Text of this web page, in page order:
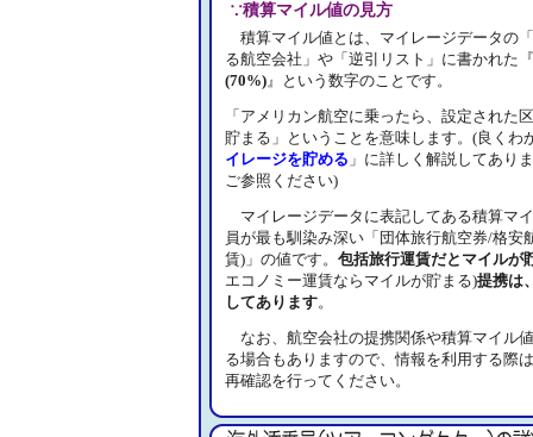
∵積算マイル値の見方
積算マイル値とは、マイレージデータの
る航空会社」や「逆引リスト」に書かれた
(70%)』という数字のことです。
「アメリカン航空に乗ったら、設定された
貯まる」ということを意味します。(良くわ
イレージを貯める 」に詳しく解説してあり
ご参照ください)
マイレージデータに表記してある積算マ
員が最も馴染み深い「団体旅行航空券/格安
賃)」の値です。 包括旅行運賃だとマイルが
エコノミー運賃ならマイルが貯まる)提携は
してあります。
なお、航空会社の提携関係や積算マイル
る場合もありますので、情報を利用する際
再確認を行ってください。